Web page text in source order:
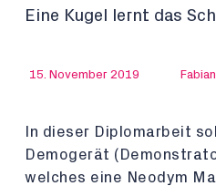
Eine Kugel lernt das
15. November 2019
In dieser Diplomarbeit
Demogerät
welches eine Neodym